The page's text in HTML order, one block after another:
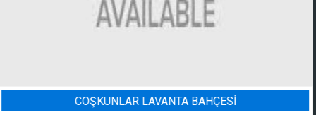
BADEM BAHÇESI SULAMA